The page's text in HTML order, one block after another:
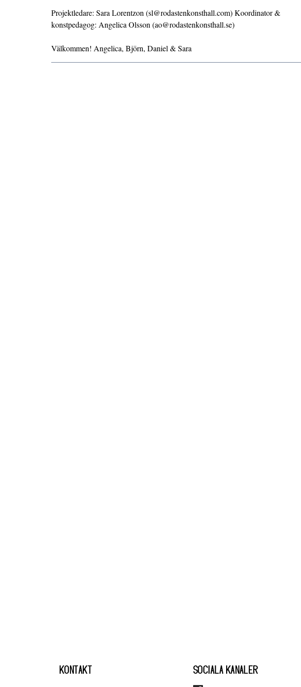
Projektledare: Sara Lorentzon (sl@rodastenkonsthall.com) Koordinator &
konstpedagog: Angelica Olsson (ao@rodastenkonsthall.se)
Välkommen! Angelica, Björn, Daniel & Sara
KONTAKT SOCIALA KANALER